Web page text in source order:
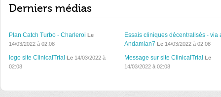
Derniers médias
Plan Catch Turbo - Charleroi Le
14/03/2022 à 02:08
Essais cliniques décentralisés - via
Andamlan7 Le14/03/2022 à 02:08
logo site ClinicalTrial Le 14/03/2022 à
02:08
Message sur site ClinicalTrial Le
14/03/2022 à 02:08